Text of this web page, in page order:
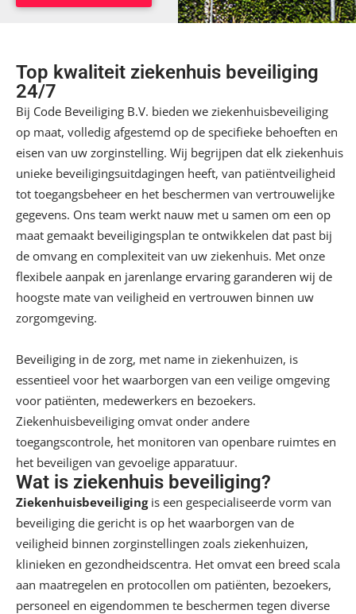
Top kwaliteit ziekenhuis beveiliging
24/7
Bij Code Beveiliging B.V. bieden we ziekenhuisbeveiliging
op maat, volledig afgestemd op de specifieke behoeften en
eisen van uw zorginstelling. Wij begrijpen dat elk ziekenhuis
unieke beveiligingsuitdagingen heeft, van patiëntveiligheid
tot toegangsbeheer en het beschermen van vertrouwelijke
gegevens. Ons team werkt nauw met u samen om een op
maat gemaakt beveiligingsplan te ontwikkelen dat past bij
de omvang en complexiteit van uw ziekenhuis. Met onze
flexibele aanpak en jarenlange ervaring garanderen wij de
hoogste mate van veiligheid en vertrouwen binnen uw
zorgomgeving.
Beveiliging in de zorg, met name in ziekenhuizen, is
essentieel voor het waarborgen van een veilige omgeving
voor patiënten, medewerkers en bezoekers.
Ziekenhuisbeveiliging omvat onder andere
toegangscontrole, het monitoren van openbare ruimtes en
het beveiligen van gevoelige apparatuur.
Wat is ziekenhuis beveiliging?
Ziekenhuisbeveiligingis een gespecialiseerde vorm van
beveiliging die gericht is op het waarborgen van de
veiligheid binnen zorginstellingen zoals ziekenhuizen,
klinieken en gezondheidscentra. Het omvat een breed scala
aan maatregelen en protocollen om patiënten, bezoekers,
personeel en eigendommen te beschermen tegen diverse